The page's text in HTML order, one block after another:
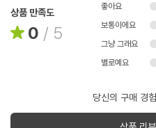
상품 만족도
0 / 5
좋아요
보통이에요
그냥 그래요
별로예요
당신의 구매 경